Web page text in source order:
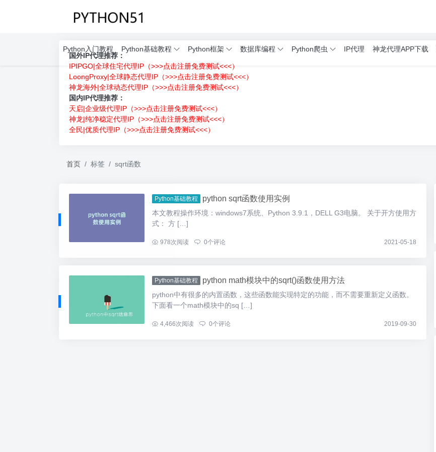
Python入门教程 Python基础教程 Python框架 数据库编程 Python爬虫 IP代理 神龙代理APP下载
国外IP代理推荐：
IPIPGO|全球住宅代理IP（>>>点击注册免费测试<<<）
LoongProxy|全球静态代理IP（>>>点击注册免费测试<<<）
神龙海外|全球动态代理IP（>>>点击注册免费测试<<<）
国内IP代理推荐：
天启|企业级代理IP（>>>点击注册免费测试<<<）
神龙|纯净稳定代理IP（>>>点击注册免费测试<<<）
全民|优质代理IP（>>>点击注册免费测试<<<）
首页 标签 sqrt函数
Python基础教程 python sqrt函数使用实例
本文教程操作环境：windows7系统、Python 3.9.1，DELL G3电脑。 关于开方使用方
式： 方 […]
... 978次阅读 0个评论 2021-05-18
Python基础教程 python math模块中的sqrt()函数使用方法
python中有很多的内置函数，这些函数能实现特定的功能，而不需要重新定义函数。
下面看一个math模块中的sq […]
... 4,466次阅读 0个评论 2019-09-30